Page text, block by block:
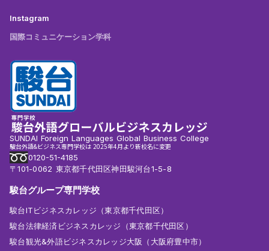
Instagram
国際コミュニケーション学科
SUNDAI Foreign Languages Global Business College
駿台外語&ビジネス専門学校は 2025年4月より新校名に変更
0120-51-4185
〒101-0062 東京都千代田区神田駿河台1-5-8
駿台グループ専門学校
駿台ITビジネスカレッジ（東京都千代田区）
駿台法律経済ビジネスカレッジ（東京都千代田区）
駿台観光&外語ビジネスカレッジ大阪（大阪府豊中市）